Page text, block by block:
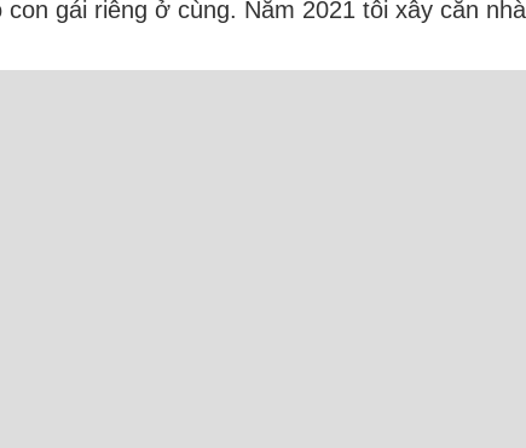
gái riêng ở cùng. Năm 2021 tôi xây căn